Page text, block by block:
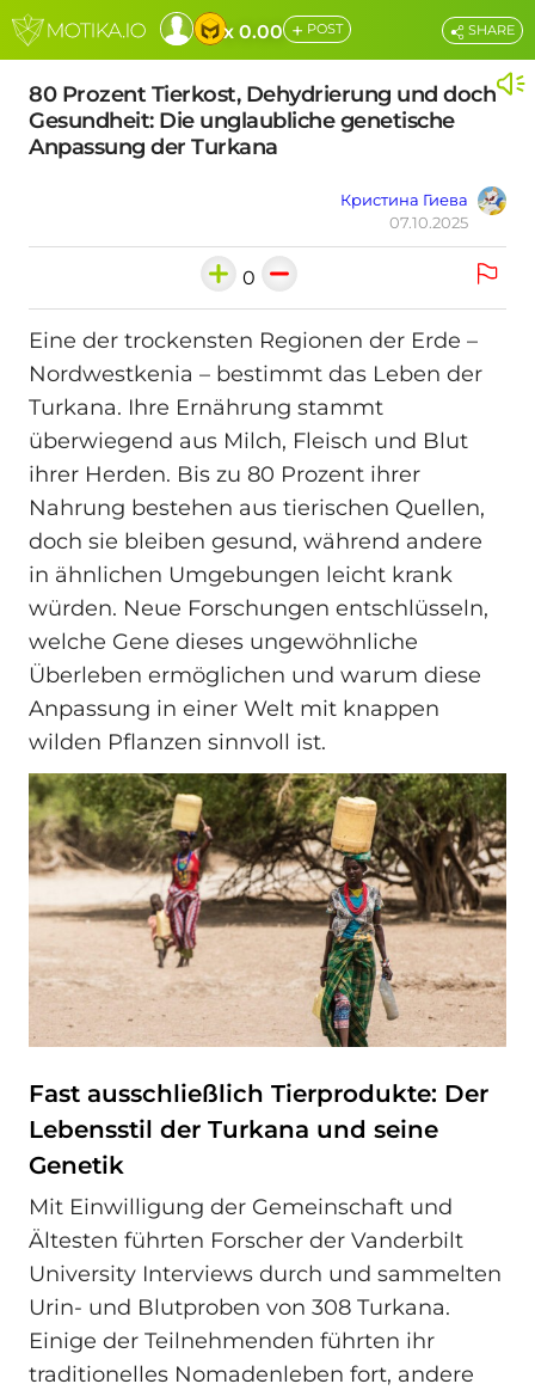
x 0.00 + POST
80 Prozent Tierkost, Dehydrierung und doch
Gesundheit: Die unglaubliche genetische
Anpassung der Turkana
Кристина Гиева
07.10.2025
SHARE
0
Eine der trockensten Regionen der Erde –
Nordwestkenia – bestimmt das Leben der
Turkana. Ihre Ernährung stammt
überwiegend aus Milch, Fleisch und Blut
ihrer Herden. Bis zu 80 Prozent ihrer
Nahrung bestehen aus tierischen Quellen,
doch sie bleiben gesund, während andere
in ähnlichen Umgebungen leicht krank
würden. Neue Forschungen entschlüsseln,
welche Gene dieses ungewöhnliche
Überleben ermöglichen und warum diese
Anpassung in einer Welt mit knappen
wilden Pflanzen sinnvoll ist.
Fast ausschließlich Tierprodukte: Der
Lebensstil der Turkana und seine
Genetik
Mit Einwilligung der Gemeinschaft und
Ältesten führten Forscher der Vanderbilt
University Interviews durch und sammelten
Urin- und Blutproben von 308 Turkana.
Einige der Teilnehmenden führten ihr
traditionelles Nomadenleben fort, andere